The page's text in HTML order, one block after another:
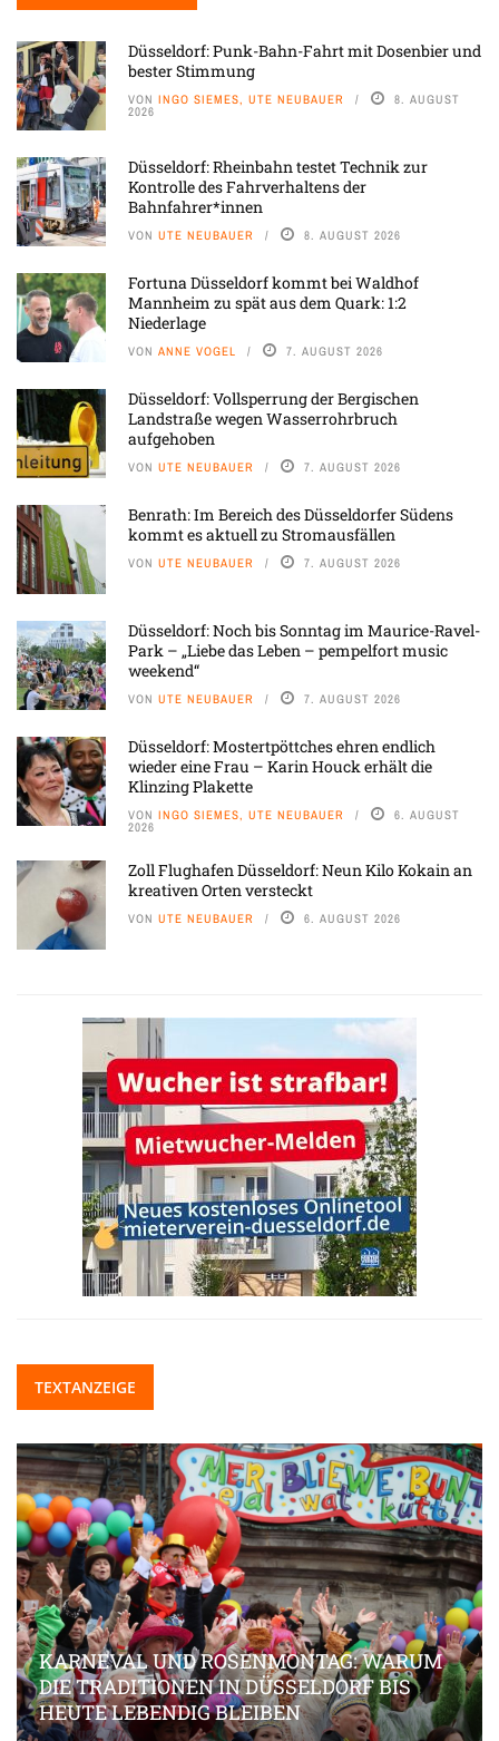
Düsseldorf: Punk-Bahn-Fahrt mit Dosenbier und
bester Stimmung
VON INGO SIEMES, UTE NEUBAUER 8. AUGUST
2026
Düsseldorf: Rheinbahn testet Technik zur
Kontrolle des Fahrverhaltens der
Bahnfahrer*innen
VON UTE NEUBAUER 8. AUGUST 2026
Fortuna Düsseldorf kommt bei Waldhof
Mannheim zu spät aus dem Quark: 1:2
Niederlage
VON ANNE VOGEL 7. AUGUST 2026
Düsseldorf: Vollsperrung der Bergischen
Landstraße wegen Wasserrohrbruch
aufgehoben
VON UTE NEUBAUER 7. AUGUST 2026
Benrath: Im Bereich des Düsseldorfer Südens
kommt es aktuell zu Stromausfällen
VON UTE NEUBAUER 7. AUGUST 2026
Düsseldorf: Noch bis Sonntag im Maurice-Ravel-
Park – „Liebe das Leben – pempelfort music
weekend“
VON UTE NEUBAUER 7. AUGUST 2026
Düsseldorf: Mostertpöttches ehren endlich
wieder eine Frau – Karin Houck erhält die
Klinzing Plakette
VON INGO SIEMES, UTE NEUBAUER 6. AUGUST
2026
Zoll Flughafen Düsseldorf: Neun Kilo Kokain an
kreativen Orten versteckt
VON UTE NEUBAUER 6. AUGUST 2026
TEXTANZEIGE
KARNEVAL UND ROSENMONTAG: WARUM
DIE TRADITIONEN IN DÜSSELDORF BIS
HEUTE LEBENDIG BLEIBEN